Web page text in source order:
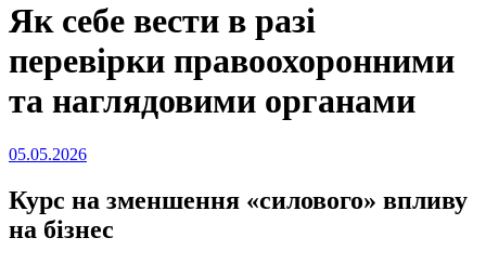
Як себе вести в разі
перевірки правоохоронними
та наглядовими органами
Опубліковано
05.05.2026
Курс на зменшення «силового» впливу
на бізнес